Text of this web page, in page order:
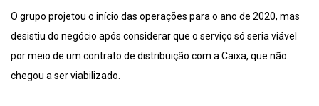
O grupo projetou o início das operações para o ano de 2020, mas
desistiu do negócio após considerar que o serviço só seria viável
por meio de um contrato de distribuição com a Caixa, que não
chegou a ser viabilizado.